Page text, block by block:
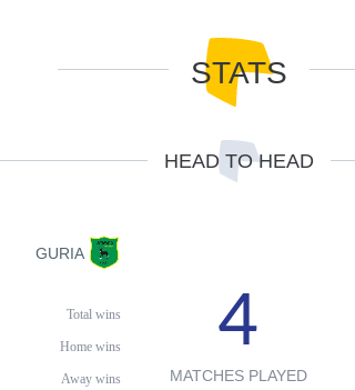
STATS
HEAD TO HEAD
GURIA
Total wins
Home wins
Away wins
4
MATCHES PLAYED